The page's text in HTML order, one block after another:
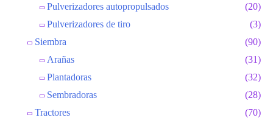
Pulverizadores autopropulsados
(20)
Pulverizadores de tiro
(3)
Siembra
(90)
Arañas
(31)
Plantadoras
(32)
Sembradoras
(28)
Tractores
(70)